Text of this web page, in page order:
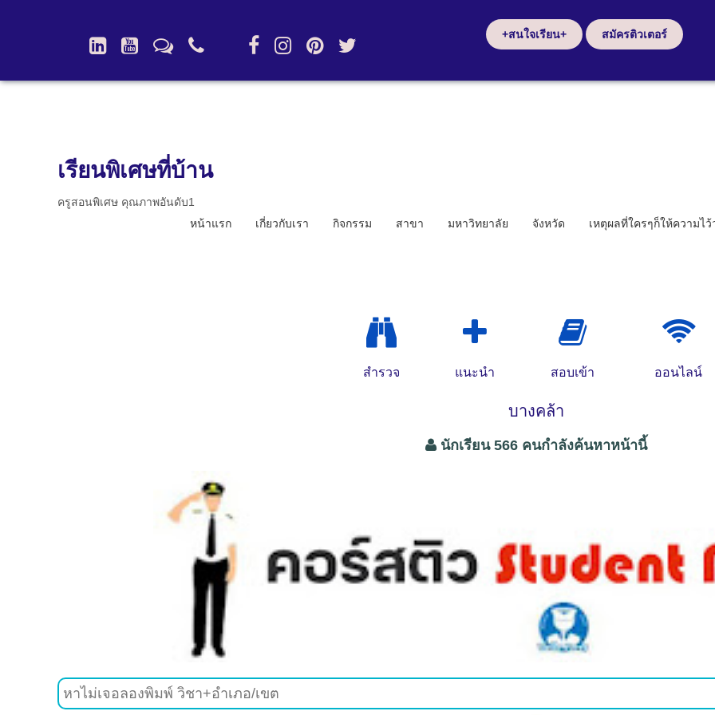
+สนใจเรียน+ สมัครติวเตอร์
เรียนพิเศษที่บ้าน
ครูสอนพิเศษ คุณภาพอันดับ1
หน้าแรก
เกี่ยวกับเรา กิจกรรม สาขา มหาวิทยาลัย จังหวัด เหตุผลที่ใครๆก็ให้ความไว้
สำรวจ แนะนำ สอบเข้า ออนไลน์
บางคล้า
นักเรียน 566 คนกำลังค้นหาหน้านี้